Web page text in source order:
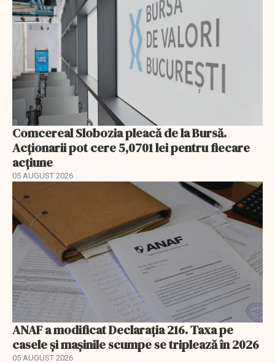
Comcereal Slobozia pleacă de la Bursă.
Acționarii pot cere 5,0701 lei pentru fiecare
acțiune
05 AUGUST 2026
ANAF a modificat Declarația 216. Taxa pe
casele și mașinile scumpe se triplează în 2026
05 AUGUST 2026